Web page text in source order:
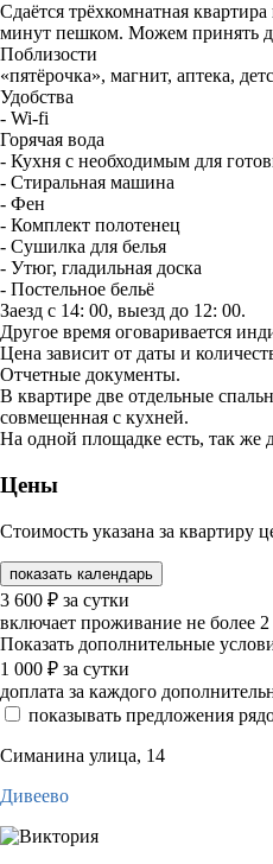
Сдаётся трёхкомнатная
минут пешком. Можем принять
Поблизости
«пятёрочка», магнит, аптека,
Удобства
- Wi-fi
Горячая вода
- Кухня с необходимым для
- Стиральная машина
- Фен
- Комплект полотенец
- Сушилка для белья
- Утюг, гладильная доска
- Постельное бельё
Заезд с 14: 00, выезд до 12: 00.
Другое время оговаривается
Цена зависит от даты и
Отчетные документы.
В квартире две отдельные
совмещенная с кухней.
На одной площадке есть, так же
Цены
Стоимость указана за квартиру
показать календарь
3 600 ₽ за сутки
включает проживание не более 2
Показать дополнительные
1 000 ₽ за сутки
доплата за каждого
показывать предложения
Симанина улица, 14
Дивеево